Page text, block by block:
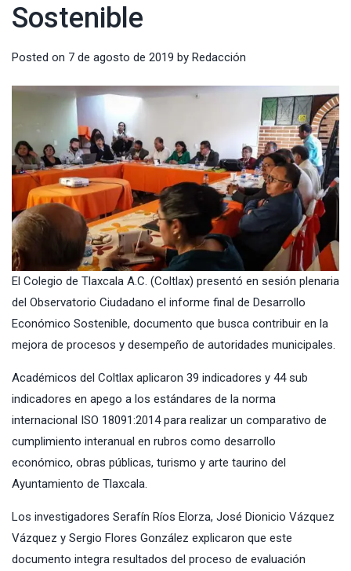
Sostenible
Posted on 7 de agosto de 2019 by Redacción
El Colegio de Tlaxcala A.C. (Coltlax) presentó en sesión plenaria
del Observatorio Ciudadano el informe final de Desarrollo
Económico Sostenible, documento que busca contribuir en la
mejora de procesos y desempeño de autoridades municipales.
Académicos del Coltlax aplicaron 39 indicadores y 44 sub
indicadores en apego a los estándares de la norma
internacional ISO 18091:2014 para realizar un comparativo de
cumplimiento interanual en rubros como desarrollo
económico, obras públicas, turismo y arte taurino del
Ayuntamiento de Tlaxcala.
Los investigadores Serafín Ríos Elorza, José Dionicio Vázquez
Vázquez y Sergio Flores González explicaron que este
documento integra resultados del proceso de evaluación